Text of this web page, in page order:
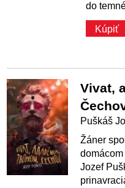
do
Kúpiť
Vivat,
Puškáš
Žáner
Jozef